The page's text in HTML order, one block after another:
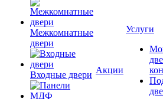
Межкомнатные
двери
Входные двери Акции
Услуги